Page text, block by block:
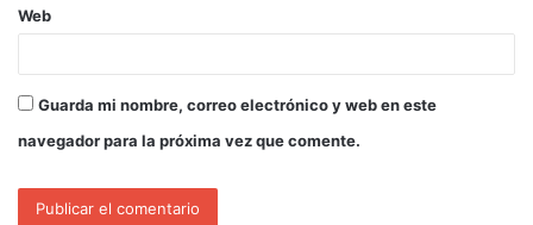
Web
Guarda mi nombre, correo electrónico y web en este
navegador para la próxima vez que comente.